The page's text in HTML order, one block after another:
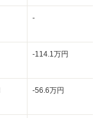
-
-114.1万円
-56.6万円